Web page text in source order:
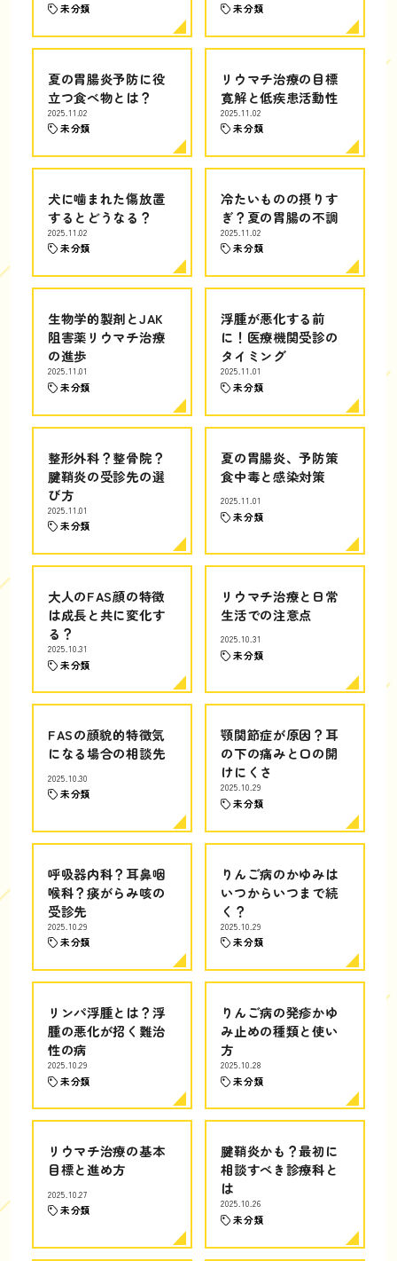
未分類 未分類
夏の胃腸炎予防に役
立つ食べ物とは？
2025.11.02
未分類
リウマチ治療の目標
寛解と低疾患活動性
2025.11.02
未分類
犬に噛まれた傷放置
するとどうなる？
2025.11.02
未分類
冷たいものの摂りす
ぎ？夏の胃腸の不調
2025.11.02
未分類
生物学的製剤とJAK
阻害薬リウマチ治療
の進歩
2025.11.01
未分類
浮腫が悪化する前
に！医療機関受診の
タイミング
2025.11.01
未分類
整形外科？整骨院？
腱鞘炎の受診先の選
び方
2025.11.01
未分類
夏の胃腸炎、予防策
食中毒と感染対策
2025.11.01
未分類
大人のFAS顔の特徴
は成長と共に変化す
る？
2025.10.31
未分類
リウマチ治療と日常
生活での注意点
2025.10.31
未分類
FASの顔貌的特徴気
になる場合の相談先
2025.10.30
未分類
顎関節症が原因？耳
の下の痛みと口の開
けにくさ
2025.10.29
未分類
呼吸器内科？耳鼻咽
喉科？痰がらみ咳の
受診先
2025.10.29
未分類
りんご病のかゆみは
いつからいつまで続
く？
2025.10.29
未分類
リンパ浮腫とは？浮
腫の悪化が招く難治
性の病
2025.10.29
未分類
りんご病の発疹かゆ
み止めの種類と使い
方
2025.10.28
未分類
リウマチ治療の基本
目標と進め方
2025.10.27
未分類
腱鞘炎かも？最初に
相談すべき診療科と
は
2025.10.26
未分類